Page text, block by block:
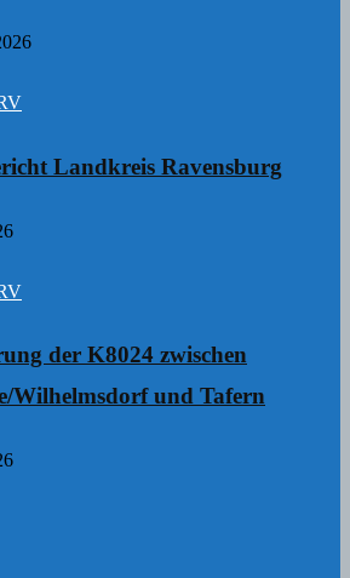
Landkreis Ravensburg
der K8024 zwischen
Wilhelmsdorf und Tafern